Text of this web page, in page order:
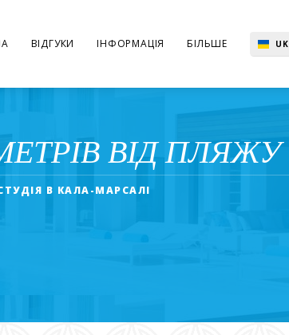
ВІДГУКИ ІНФОРМАЦІЯ БІЛЬШЕ UK
ВІД ПЛЯЖУ
В КАЛА-МАРСАЛІ